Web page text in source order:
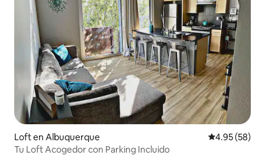
Loft en Albuquerque Calificación
4.95 (58)
Tu Loft Acogedor con Parking Incluido